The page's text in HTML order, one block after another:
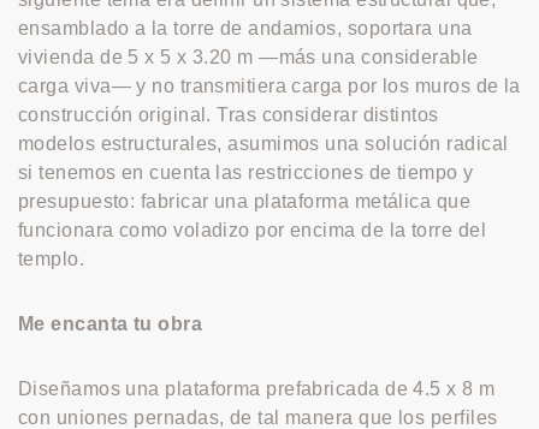
ensamblado a la torre de andamios, soportara una
vivienda de 5 x 5 x 3.20 m —más una considerable
carga viva— y no transmitiera carga por los muros de la
construcción original. Tras considerar distintos
modelos estructurales, asumimos una solución radical
si tenemos en cuenta las restricciones de tiempo y
presupuesto: fabricar una plataforma metálica que
funcionara como voladizo por encima de la torre del
templo.
Me encanta tu obra
Diseñamos una plataforma prefabricada de 4.5 x 8 m
con uniones pernadas, de tal manera que los perfiles